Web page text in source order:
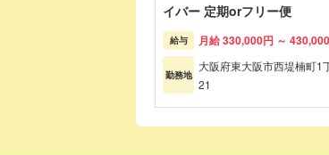
イバー 定期orフリー便
給与 月給 330,000円 ～
勤務地
大阪府東大阪市西堤楠町1
21